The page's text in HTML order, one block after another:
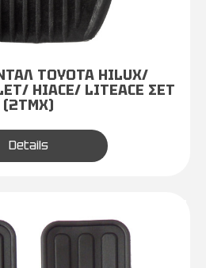
TOYOTA HILUX/
HIACE/ LITEACE ΣΕΤ
(2ΤΜΧ)
Details